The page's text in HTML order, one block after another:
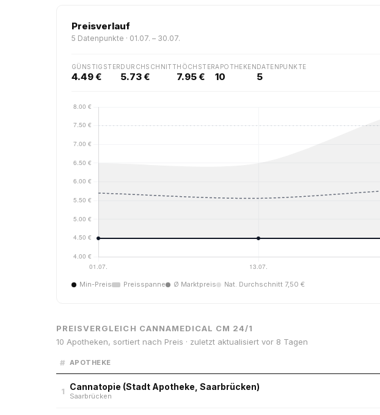
Preisverlauf
5 Datenpunkte · 01.07. – 30.07.
GÜNSTIGSTER
4.49 €
DURCHSCHNITT
5.73 €
HÖCHSTER
7.95 €
APOTHEKEN
10
DATENPUNKTE
5
Min-Preis Preisspanne Ø Marktpreis Nat. Durchschnitt 7,50 €
PREISVERGLEICH CANNAMEDICAL CM 24/1
10 Apotheken, sortiert nach Preis · zuletzt aktualisiert vor 8 Tagen
# APOTHEKE
1 Cannatopie (Stadt Apotheke, Saarbrücken)
Saarbrücken